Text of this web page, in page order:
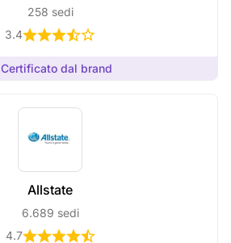
258 sedi
3.4
Certificato dal brand
Allstate
6.689 sedi
4.7